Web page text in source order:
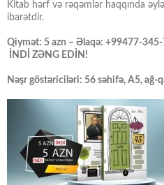
Kitab hərf və rəqəmlər haqqında
ibarətdir.
Qiymət: 5 azn – Əlaqə: +99477-
İNDİ ZƏNG EDİN!
Nəşr göstəriciləri: 56 səhifə, A5, ağ-